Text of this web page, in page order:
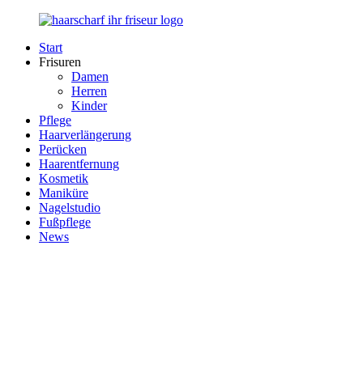
Zurück
Inhalt
Haarscharf
Händen
Start
Frisuren
Damen
Herren
Kinder
Pflege
Haarverlängerung
Perücken
Haarentfernung
Kosmetik
Maniküre
Nagelstudio
Fußpflege
News